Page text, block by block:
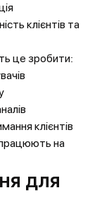
клієнтів та
це зробити:
клієнтів
на
для